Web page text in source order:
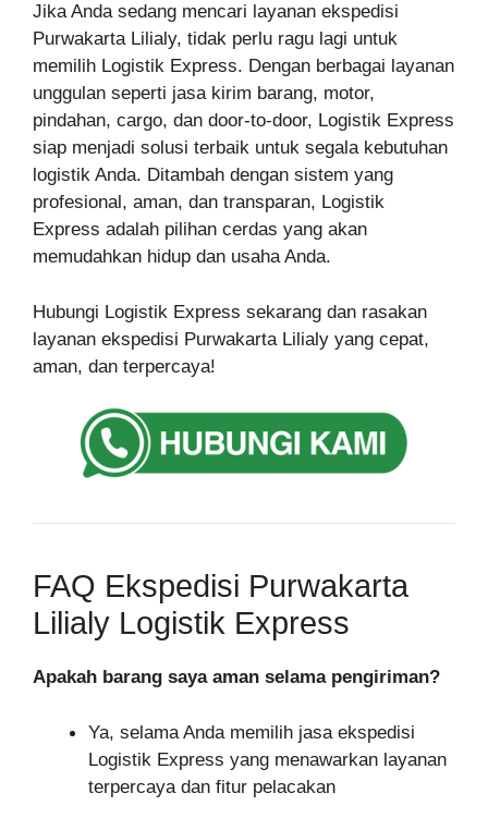
Jika Anda sedang mencari layanan ekspedisi
Purwakarta Lilialy, tidak perlu ragu lagi untuk
memilih Logistik Express. Dengan berbagai layanan
unggulan seperti jasa kirim barang, motor,
pindahan, cargo, dan door-to-door, Logistik Express
siap menjadi solusi terbaik untuk segala kebutuhan
logistik Anda. Ditambah dengan sistem yang
profesional, aman, dan transparan, Logistik
Express adalah pilihan cerdas yang akan
memudahkan hidup dan usaha Anda.
Hubungi Logistik Express sekarang dan rasakan
layanan ekspedisi Purwakarta Lilialy yang cepat,
aman, dan terpercaya!
FAQ Ekspedisi Purwakarta
Lilialy Logistik Express
Apakah barang saya aman selama pengiriman?
Ya, selama Anda memilih jasa ekspedisi
Logistik Express yang menawarkan layanan
terpercaya dan fitur pelacakan